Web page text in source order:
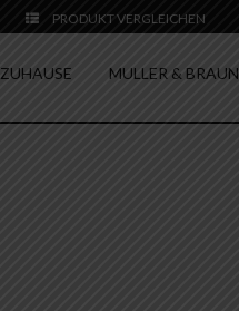
PRODUKT VERGLEICHEN
ZUHAUSE MULLER & BRAUN